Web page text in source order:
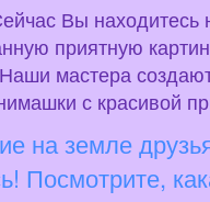
Вы
приятную
мастера
с красивой
на земле
Посмотрите,